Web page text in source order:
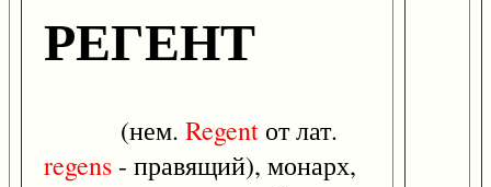
РЕГЕНТ
(нем. Regent от лат.
regens - правящий), монарх,